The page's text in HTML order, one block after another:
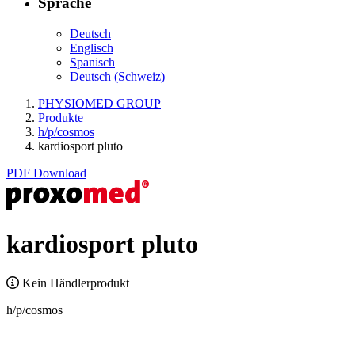
Deutsch
Englisch
Spanisch
Deutsch (Schweiz)
PHYSIOMED GROUP
Produkte
h/p/cosmos
kardiosport pluto
PDF Download
kardiosport pluto
Kein Händlerprodukt
h/p/cosmos